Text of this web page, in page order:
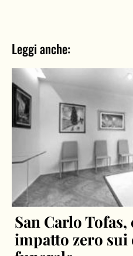
Leggi anche:
San Carlo
impatto zero sui